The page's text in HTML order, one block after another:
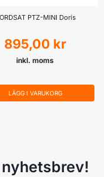
PTZ-MINI Doris
895,00 kr
inkl. moms
LÄGG I VARUKORG